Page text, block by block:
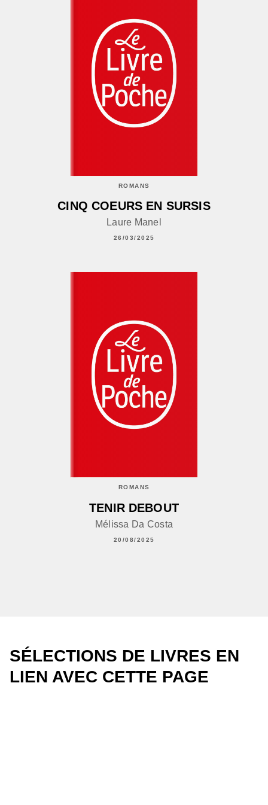
ROMANS
CINQ COEURS EN SURSIS
Laure Manel
26/03/2025
ROMANS
TENIR DEBOUT
Mélissa Da Costa
20/08/2025
SÉLECTIONS DE LIVRES EN
LIEN AVEC CETTE PAGE